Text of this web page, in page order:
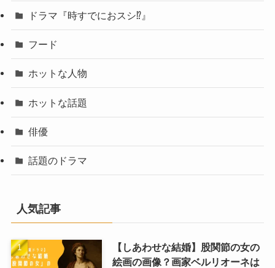
ドラマ『時すでにおスシ⁉︎』
フード
ホットな人物
ホットな話題
俳優
話題のドラマ
人気記事
【しあわせな結婚】股関節の女の
絵画の画像？画家ベルリオーネは